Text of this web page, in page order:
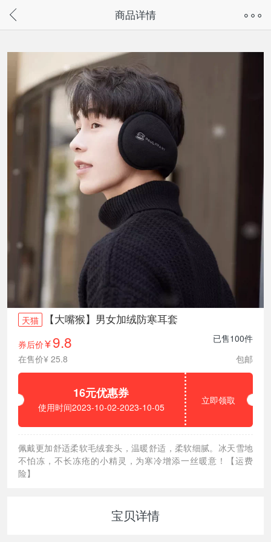
请通过微信或支付宝搜“奇兔客小程序”访问
商品详情
天猫 【大嘴猴】男女加绒防寒耳套
券后价¥ 9.8
已售100件
在售价¥ 25.8
包邮
16元优惠券
使用时间2023-10-02-2023-10-05
立即领取
佩戴更加舒适柔软毛绒套头，温暖舒适，柔软细腻。冰天雪地
不怕冻，不长冻疮的小精灵，为寒冷增添一丝暖意！【运费
险】
宝贝详情